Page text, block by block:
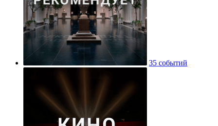
35 событий